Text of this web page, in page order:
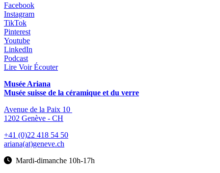
Facebook
Instagram
TikTok
Pinterest
Youtube
LinkedIn
Podcast
Lire Voir Écouter
Musée Ariana
Musée suisse de la céramique et du verre
Avenue de la Paix 10
1202 Genève - CH
+41 (0)22 418 54 50
ariana(at)geneve.ch
Mardi-dimanche 10h-17h